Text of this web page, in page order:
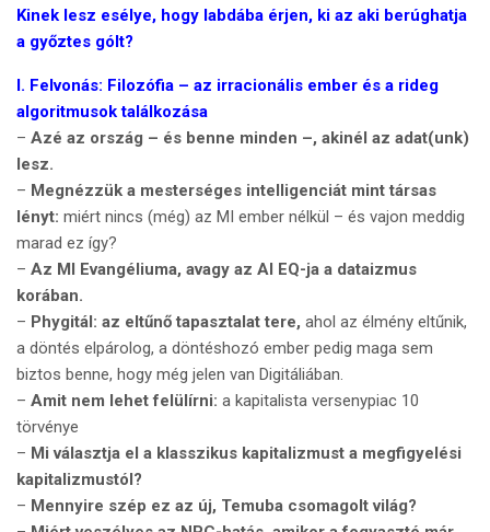
Kinek lesz esélye, hogy labdába érjen, ki az aki berúghatja
a győztes gólt?
I. Felvonás: Filozófia – az irracionális ember és a rideg
algoritmusok találkozása
– Azé az ország – és benne minden –, akinél az adat(unk)
lesz.
– Megnézzük a mesterséges intelligenciát mint társas
lényt: miért nincs (még) az MI ember nélkül – és vajon meddig
marad ez így?
– Az MI Evangéliuma, avagy az AI EQ-ja a dataizmus
korában.
– Phygitál: az eltűnő tapasztalat tere, ahol az élmény eltűnik,
a döntés elpárolog, a döntéshozó ember pedig maga sem
biztos benne, hogy még jelen van Digitáliában.
– Amit nem lehet felülírni: a kapitalista versenypiac 10
törvénye
– Mi választja el a klasszikus kapitalizmust a megfigyelési
kapitalizmustól?
– Mennyire szép ez az új, Temuba csomagolt világ?